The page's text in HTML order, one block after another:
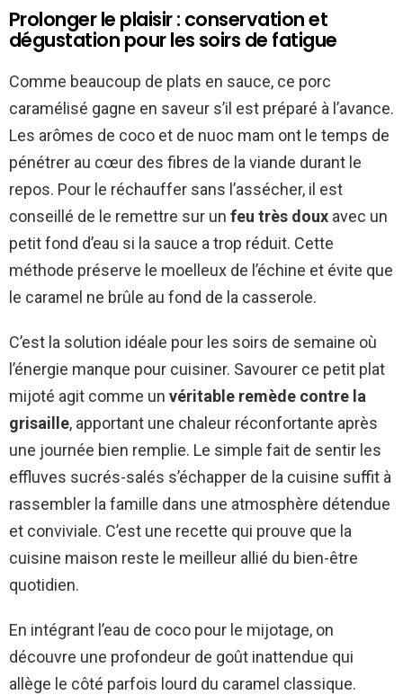
Prolonger le plaisir : conservation et
dégustation pour les soirs de fatigue
Comme beaucoup de plats en sauce, ce porc
caramélisé gagne en saveur s’il est préparé à l’avance.
Les arômes de coco et de nuoc mam ont le temps de
pénétrer au cœur des fibres de la viande durant le
repos. Pour le réchauffer sans l’assécher, il est
conseillé de le remettre sur un feu très doux avec un
petit fond d’eau si la sauce a trop réduit. Cette
méthode préserve le moelleux de l’échine et évite que
le caramel ne brûle au fond de la casserole.
C’est la solution idéale pour les soirs de semaine où
l’énergie manque pour cuisiner. Savourer ce petit plat
mijoté agit comme un véritable remède contre la
grisaille, apportant une chaleur réconfortante après
une journée bien remplie. Le simple fait de sentir les
effluves sucrés-salés s’échapper de la cuisine suffit à
rassembler la famille dans une atmosphère détendue
et conviviale. C’est une recette qui prouve que la
cuisine maison reste le meilleur allié du bien-être
quotidien.
En intégrant l’eau de coco pour le mijotage, on
découvre une profondeur de goût inattendue qui
allège le côté parfois lourd du caramel classique.